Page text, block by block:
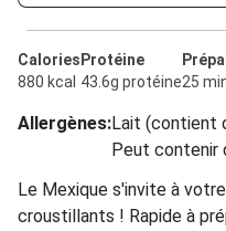
Calories
880 kcal
Protéine
43.6g protéine25
Allergènes:Lait (contient
Peut contenir
Le Mexique s'invite à
croustillants ! Rapide à